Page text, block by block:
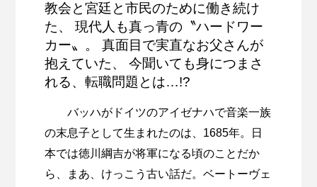
教会と宮廷と市民のために働き続け
た、 現代人も真っ青の〝ハードワー
カー〟。 真面目で実直なお父さんが
抱えていた、 今聞いても身につまさ
れる、転職問題とは…!?
バッハがドイツのアイゼナハで音楽一族
の末息子として生まれたのは、1685年。日
本では徳川綱吉が将軍になる頃のことだか
ら、まあ、けっこう古い話だ。ベートーヴェ